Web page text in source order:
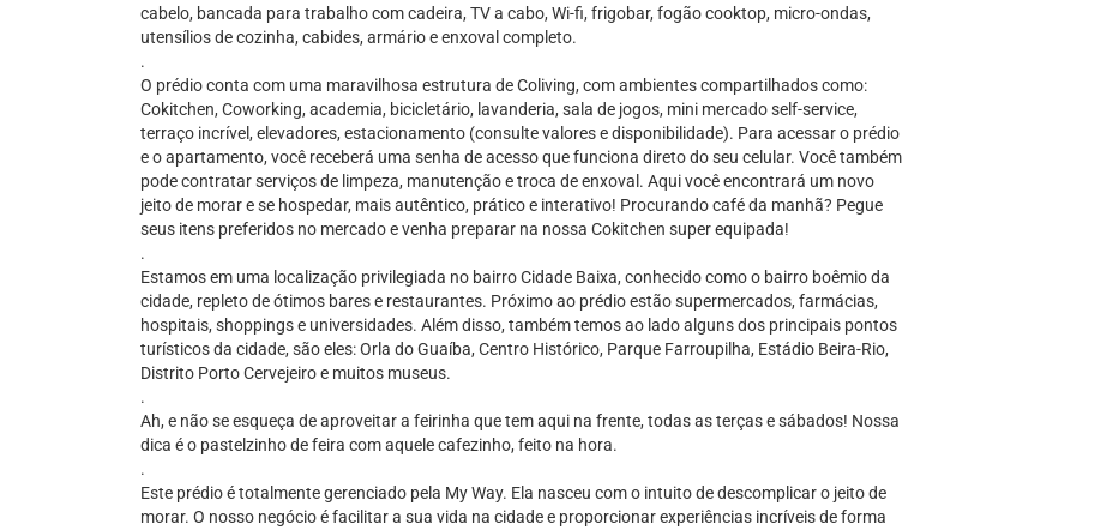
cabelo, bancada para trabalho com cadeira, TV a cabo, Wi-fi, frigobar, fogão cooktop, micro-ondas,
utensílios de cozinha, cabides, armário e enxoval completo.
.
O prédio conta com uma maravilhosa estrutura de Coliving, com ambientes compartilhados como:
Cokitchen, Coworking, academia, bicicletário, lavanderia, sala de jogos, mini mercado self-service,
terraço incrível, elevadores, estacionamento (consulte valores e disponibilidade). Para acessar o prédio
e o apartamento, você receberá uma senha de acesso que funciona direto do seu celular. Você também
pode contratar serviços de limpeza, manutenção e troca de enxoval. Aqui você encontrará um novo
jeito de morar e se hospedar, mais autêntico, prático e interativo! Procurando café da manhã? Pegue
seus itens preferidos no mercado e venha preparar na nossa Cokitchen super equipada!
.
Estamos em uma localização privilegiada no bairro Cidade Baixa, conhecido como o bairro boêmio da
cidade, repleto de ótimos bares e restaurantes. Próximo ao prédio estão supermercados, farmácias,
hospitais, shoppings e universidades. Além disso, também temos ao lado alguns dos principais pontos
turísticos da cidade, são eles: Orla do Guaíba, Centro Histórico, Parque Farroupilha, Estádio Beira-Rio,
Distrito Porto Cervejeiro e muitos museus.
.
Ah, e não se esqueça de aproveitar a feirinha que tem aqui na frente, todas as terças e sábados! Nossa
dica é o pastelzinho de feira com aquele cafezinho, feito na hora.
.
Este prédio é totalmente gerenciado pela My Way. Ela nasceu com o intuito de descomplicar o jeito de
morar. O nosso negócio é facilitar a sua vida na cidade e proporcionar experiências incríveis de forma